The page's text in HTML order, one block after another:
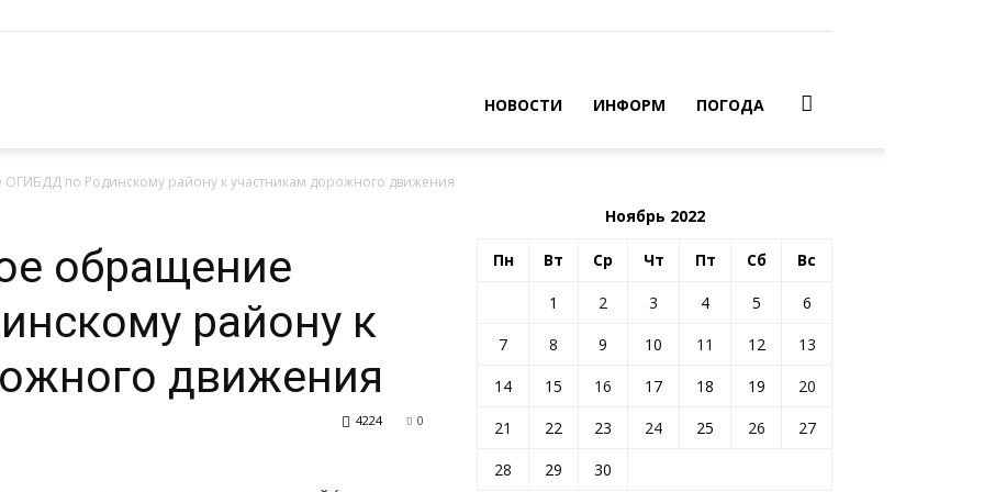
НОВОСТИ ИНФОРМ ПОГОДА
по Родинскому району к участникам дорожного движения
обращение
району к
движения
0
4224
Ноябрь 2022
Пн Вт Ср Чт Пт Сб Вс
1 2 3 4 5
6
7
8 9 10 11 12
13
14
15 16 17 18 19
20
21
22 23 24 25 26
27
28
29 30